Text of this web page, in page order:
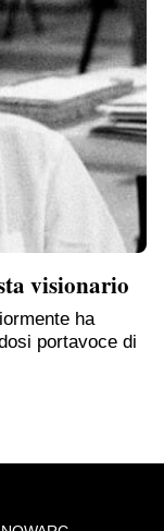
visionario
ha
portavoce di